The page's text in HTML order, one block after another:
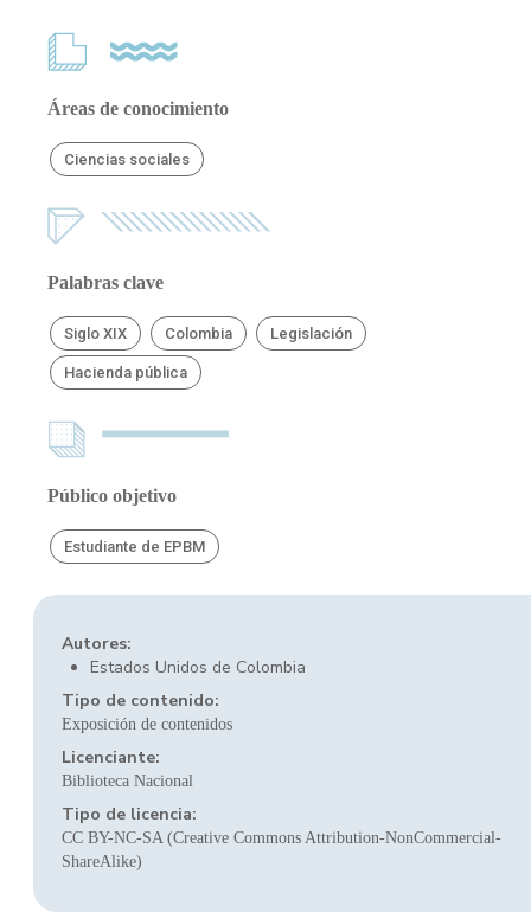
Áreas de conocimiento
Ciencias sociales
Palabras clave
Siglo XIX Colombia Legislación
Hacienda pública
Público objetivo
Estudiante de EPBM
Autores:
Estados Unidos de Colombia
Tipo de contenido:
Exposición de contenidos
Licenciante:
Biblioteca Nacional
Tipo de licencia:
CC BY-NC-SA (Creative Commons Attribution-NonCommercial-
ShareAlike)